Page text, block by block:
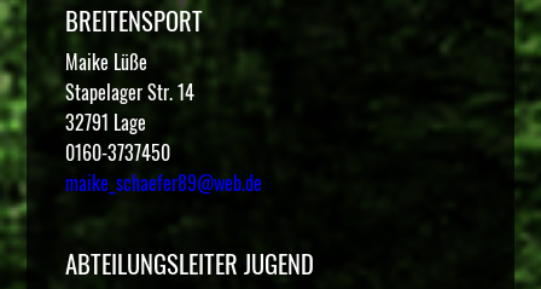
BREITENSPORT
Maike Lüße
Stapelager Str. 14
32791 Lage
0160-3737450
maike_schaefer89@web.de
ABTEILUNGSLEITER JUGEND